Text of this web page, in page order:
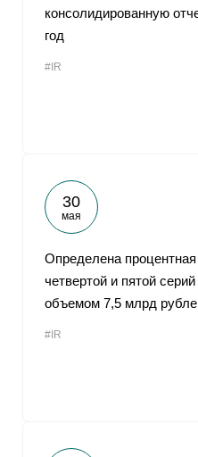
консолидированную
год
#IR
30
мая
Определена процентная
четвертой и пятой
объемом 7,5 млрд
#IR